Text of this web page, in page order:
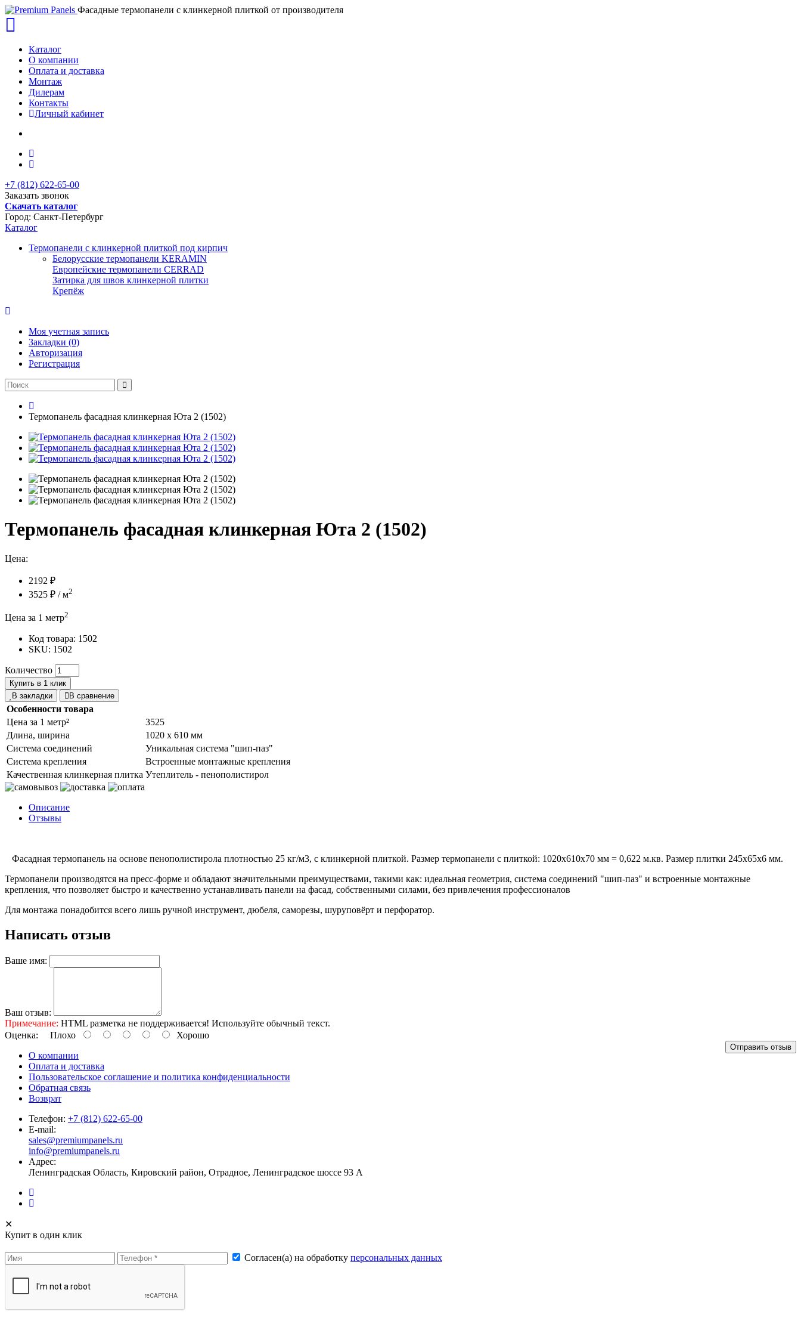
Фасадные термопанели с клинкерной плиткой от производителя
Каталог
O компании
Оплата и доставка
Монтаж
Дилерам
Контакты
Личный кабинет
+7 (812) 622-65-00
Заказать звонок
Скачать каталог
Город: Санкт-Петербург
Каталог
Термопанели с клинкерной плиткой под кирпич
Белорусские термопанели KERAMIN
Европейские термопанели CERRAD
Затирка для швов клинкерной плитки
Крепёж
Моя учетная запись
Закладки (0)
Авторизация
Регистрация
Термопанель фасадная клинкерная Юта 2 (1502)
Термопанель фасадная клинкерная Юта 2 (1502)
Цена:
2192 ₽
3525 ₽ / м2
Цена за 1 метр2
Код товара: 1502
SKU: 1502
Количество
Купить в 1 клик
В закладки
В сравнение
Особенности товара
Цена за 1 метр²
3525
Длина, ширина
1020 х 610 мм
Система соединений
Уникальная система "шип-паз"
Система крепления
Встроенные монтажные крепления
Качественная клинкерная плитка Утеплитель - пенополистирол
Описание
Отзывы
Фасадная термопанель на основе пенополистирола плотностью 25 кг/м3, с клинкерной плиткой. Размер термопанели с плиткой: 1020х610х70 мм = 0,622 м.кв. Размер плитки 245х65х6 мм.
Термопанели производятся на пресс-форме и обладают значительными преимуществами, такими как: идеальная геометрия, система соединений "шип-паз" и встроенные монтажные
крепления, что позволяет быстро и качественно устанавливать панели на фасад, собственными силами, без привлечения профессионалов
Для монтажа понадобится всего лишь ручной инструмент, дюбеля, саморезы, шуруповёрт и перфоратор.
Написать отзыв
Ваше имя:
Ваш отзыв:
Примечание: HTML разметка не поддерживается! Используйте обычный текст.
Оценка: Плохо Хорошо
Отправить отзыв
O компании
Оплата и доставка
Пользовательское соглашение и политика конфиденциальности
Обратная связь
Возврат
Телефон: +7 (812) 622-65-00
E-mail:
sales@premiumpanels.ru
info@premiumpanels.ru
Адрес:
Ленинградская Область, Кировский район, Отрадное, Ленинградское шоссе 93 А
✕
Купит в один клик
Согласен(a) на обработку персональных данных